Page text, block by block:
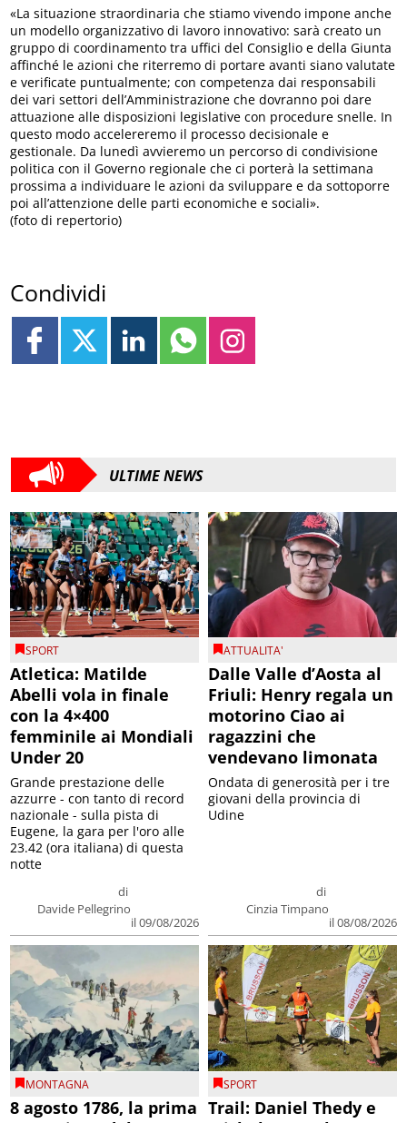
«La situazione straordinaria che stiamo vivendo impone anche
un modello organizzativo di lavoro innovativo: sarà creato un
gruppo di coordinamento tra uffici del Consiglio e della Giunta
affinché le azioni che riterremo di portare avanti siano valutate
e verificate puntualmente; con competenza dai responsabili
dei vari settori dell’Amministrazione che dovranno poi dare
attuazione alle disposizioni legislative con procedure snelle. In
questo modo accelereremo il processo decisionale e
gestionale. Da lunedì avvieremo un percorso di condivisione
politica con il Governo regionale che ci porterà la settimana
prossima a individuare le azioni da sviluppare e da sottoporre
poi all’attenzione delle parti economiche e sociali».
(foto di repertorio)
Condividi
ULTIME NEWS
SPORT
Atletica: Matilde
Abelli vola in finale
con la 4×400
femminile ai Mondiali
Under 20
di
Davide Pellegrino
il 09/08/2026
Grande prestazione delle
azzurre - con tanto di record
nazionale - sulla pista di
Eugene, la gara per l'oro alle
23.42 (ora italiana) di questa
notte
ATTUALITA'
Dalle Valle d’Aosta al
Friuli: Henry regala un
motorino Ciao ai
ragazzini che
vendevano limonata
di
Cinzia Timpano
il 08/08/2026
Ondata di generosità per i tre
giovani della provincia di
Udine
MONTAGNA
8 agosto 1786, la prima
SPORT
Trail: Daniel Thedy e